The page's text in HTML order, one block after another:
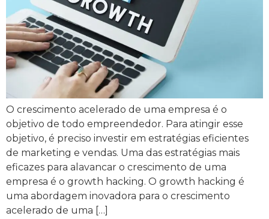
O crescimento acelerado de uma empresa é o
objetivo de todo empreendedor. Para atingir esse
objetivo, é preciso investir em estratégias eficientes
de marketing e vendas. Uma das estratégias mais
eficazes para alavancar o crescimento de uma
empresa é o growth hacking. O growth hacking é
uma abordagem inovadora para o crescimento
acelerado de uma […]